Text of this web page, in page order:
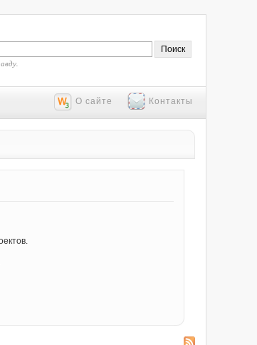
О сайте Контакты